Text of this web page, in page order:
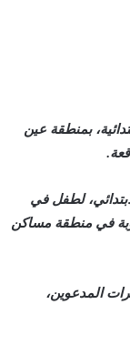
بمنطقة عين
لطفل في
في منطقة مساكن
وسط عشرات المدعوين،